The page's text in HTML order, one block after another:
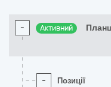
- Активний
- Позиції